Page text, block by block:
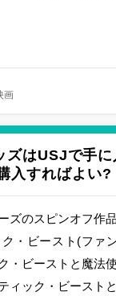
画
ズはUSJで手
入すればよい?
ズのスピンオフ作
ク・ビースト(ファ
・ビーストと魔法
ィック・ビースト